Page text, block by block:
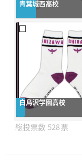
青葉城西高校
白鳥沢学園高校
528